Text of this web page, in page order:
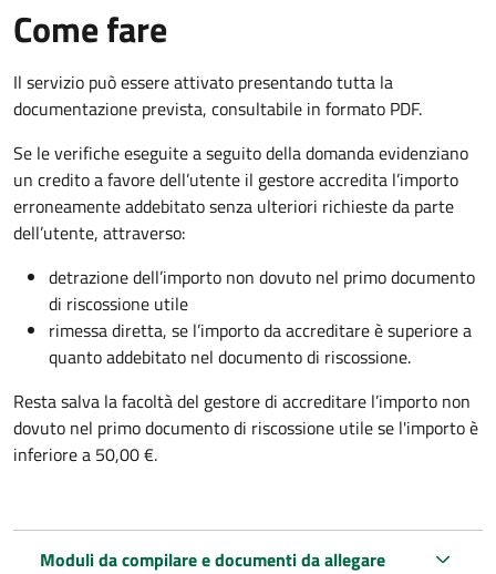
Come fare
Il servizio può essere attivato presentando tutta la
documentazione prevista, consultabile in formato PDF.
Se le verifiche eseguite a seguito della domanda evidenziano
un credito a favore dell’utente il gestore accredita l’importo
erroneamente addebitato senza ulteriori richieste da parte
dell’utente, attraverso:
detrazione dell’importo non dovuto nel primo documento
di riscossione utile
rimessa diretta, se l’importo da accreditare è superiore a
quanto addebitato nel documento di riscossione.
Resta salva la facoltà del gestore di accreditare l’importo non
dovuto nel primo documento di riscossione utile se l'importo è
inferiore a 50,00 €.
Moduli da compilare e documenti da allegare